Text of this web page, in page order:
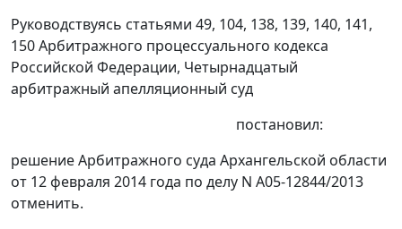
Руководствуясь статьями 49, 104, 138, 139, 140, 141,
150Арбитражного процессуального кодекса
Российской Федерации, Четырнадцатый
арбитражный апелляционный суд
постановил:
решениеАрбитражного суда Архангельской области
от 12 февраля 2014 года по делу N А05-12844/2013
отменить.